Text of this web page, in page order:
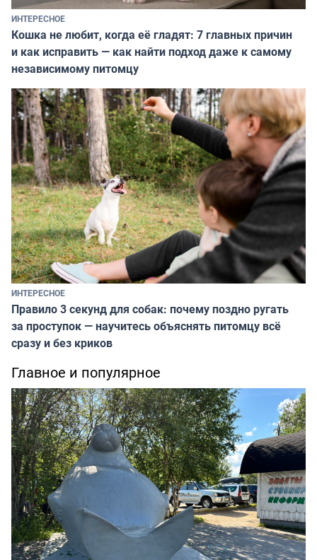
ИНТЕРЕСНОЕ
Кошка не любит, когда её гладят: 7 главных причин
и как исправить — как найти подход даже к самому
независимому питомцу
ИНТЕРЕСНОЕ
Правило 3 секунд для собак: почему поздно ругать
за проступок — научитесь объяснять питомцу всё
сразу и без криков
Главное и популярное